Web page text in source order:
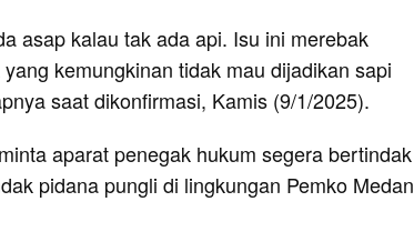
asap kalau tak ada api. Isu ini merebak
kemungkinan tidak mau dijadikan sapi
saat dikonfirmasi, Kamis (9/1/2025).
aparat penegak hukum segera bertindak
pidana pungli di lingkungan Pemko Medan